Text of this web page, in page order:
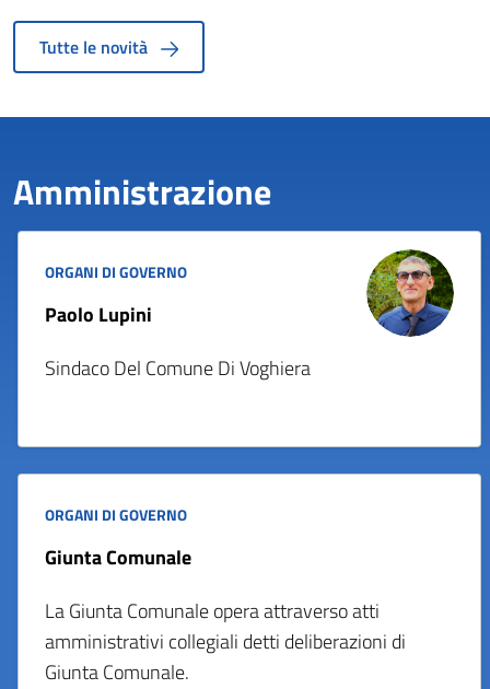
Tutte le novità
Amministrazione
ORGANI DI GOVERNO
Paolo Lupini
Sindaco Del Comune Di Voghiera
ORGANI DI GOVERNO
Giunta Comunale
La Giunta Comunale opera attraverso atti
amministrativi collegiali detti deliberazioni di
Giunta Comunale.